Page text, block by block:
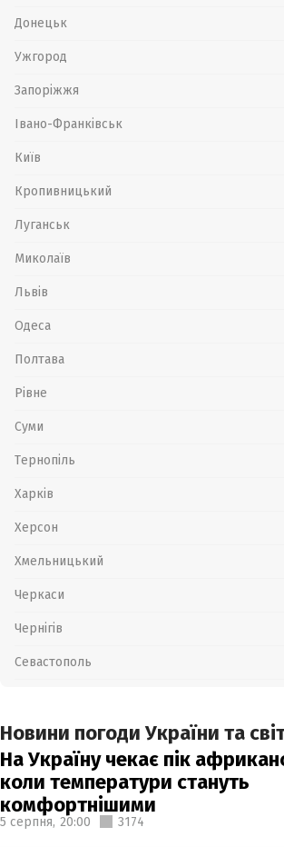
Донецьк
Ужгород
Запоріжжя
Івано-Франківськ
Київ
Кропивницький
Луганськ
Миколаїв
Львів
Одеса
Полтава
Рівне
Суми
Тернопіль
Харків
Херсон
Хмельницький
Черкаси
Чернігів
Севастополь
Новини погоди України та
На Україну чекає пік
коли температури стануть
комфортнішими
5 серпня, 20:00 3174